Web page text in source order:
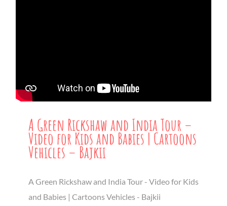
A Green Rickshaw and India Tour –
Video for Kids and Babies | Cartoons
Vehicles – Bajkii
A Green Rickshaw and India Tour - Video for Kids
and Babies | Cartoons Vehicles - Bajkii